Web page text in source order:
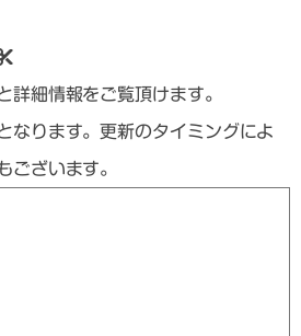
詳細情報をご覧頂けます。
なります。更新のタイミングによ
ございます。